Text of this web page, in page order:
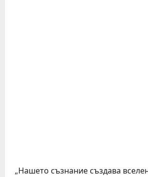
„Нашето съзнание създава